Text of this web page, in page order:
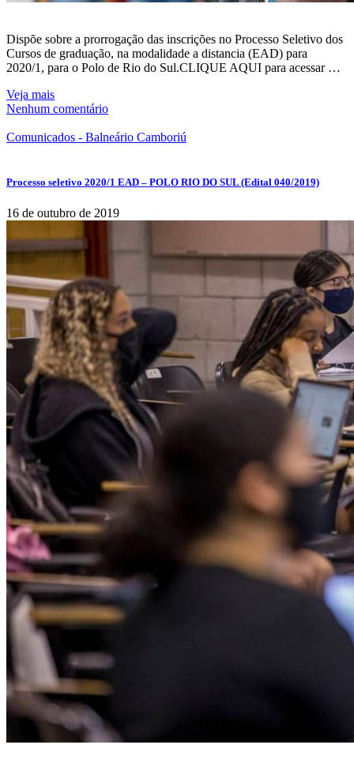
Dispõe sobre a prorrogação das inscrições no Processo Seletivo dos
Cursos de graduação, na modalidade a distancia (EAD) para
2020/1, para o Polo de Rio do Sul.CLIQUE AQUI para acessar …
Veja mais
Nenhum comentário
Comunicados - Balneário Camboriú
Processo seletivo 2020/1 EAD – POLO RIO DO SUL (Edital 040/2019)
16 de outubro de 2019